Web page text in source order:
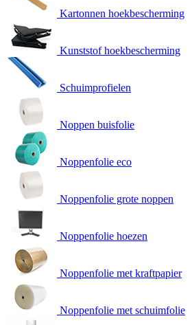
Kartonnen hoekbescherming
Kunststof hoekbescherming
Schuimprofielen
Noppen buisfolie
Noppenfolie eco
Noppenfolie grote noppen
Noppenfolie hoezen
Noppenfolie met kraftpapier
Noppenfolie met schuimfolie